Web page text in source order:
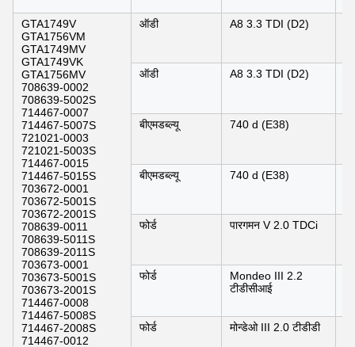
GTA1749V
GTA1756VM
GTA1749MV
GTA1749VK
GTA1756MV
708639-0002
708639-5002S
714467-0007
714467-5007S
721021-0003
721021-5003S
714467-0015
714467-5015S
703672-0001
703672-5001S
703672-2001S
708639-0011
708639-5011S
708639-2011S
703673-0001
703673-5001S
703673-2001S
714467-0008
714467-5008S
714467-2008S
714467-0012
ऑडी A8 3.3 TDI (D2)
ऑडी A8 3.3 TDI (D2)
बीएमडब्ल्यू 740 d (E38)
बीएमडब्ल्यू 740 d (E38)
फोर्ड पारगमन V 2.0 TDCi
फोर्ड
Mondeo III 2.2
टीडीसीआई
फोर्ड मोन्डेओ III 2.0 टीडीडी